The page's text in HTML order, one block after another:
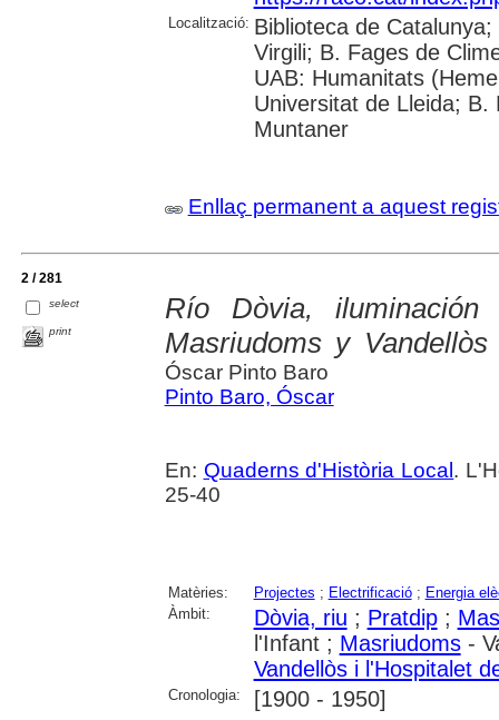
Localització: Biblioteca de
Virgili; B. Fages de
UAB: Humanitats
Universitat de Lleida;
Muntaner
Enllaç permanent a aquest
2 / 281
select
print
Río Dòvia, iluminación
Masriudoms y
Óscar Pinto Baro
Pinto Baro, Óscar
En: Quaderns d'Història Local .
25-40
Matèries: Projectes ; Electrificació; Energia
Àmbit:
Dòvia, riu ; Pratdip;
l'Infant ; Masriudoms-
Vandellòs i l'Hospitalet
Cronologia: [1900 - 1950]